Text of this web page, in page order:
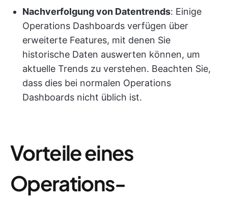
Nachverfolgung von Datentrends: Einige
Operations Dashboards verfügen über
erweiterte Features, mit denen Sie
historische Daten auswerten können, um
aktuelle Trends zu verstehen. Beachten Sie,
dass dies bei normalen Operations
Dashboards nicht üblich ist.
Vorteile eines
Operations-